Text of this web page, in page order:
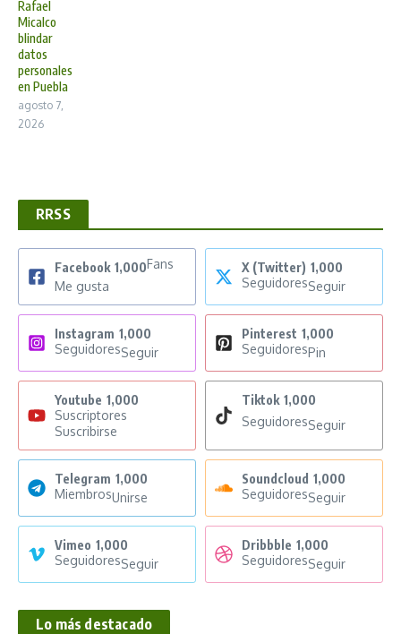
Rafael
Micalco
blindar
datos
personales
en Puebla
agosto 7,
2026
RRSS
Facebook 1,000Fans
Me gusta
X (Twitter) 1,000
SeguidoresSeguir
Instagram 1,000
SeguidoresSeguir
Pinterest 1,000
SeguidoresPin
Youtube 1,000
Suscriptores
Suscribirse
Tiktok 1,000
SeguidoresSeguir
Telegram 1,000
MiembrosUnirse
Soundcloud 1,000
SeguidoresSeguir
Vimeo 1,000
SeguidoresSeguir
Dribbble 1,000
SeguidoresSeguir
Lo más destacado